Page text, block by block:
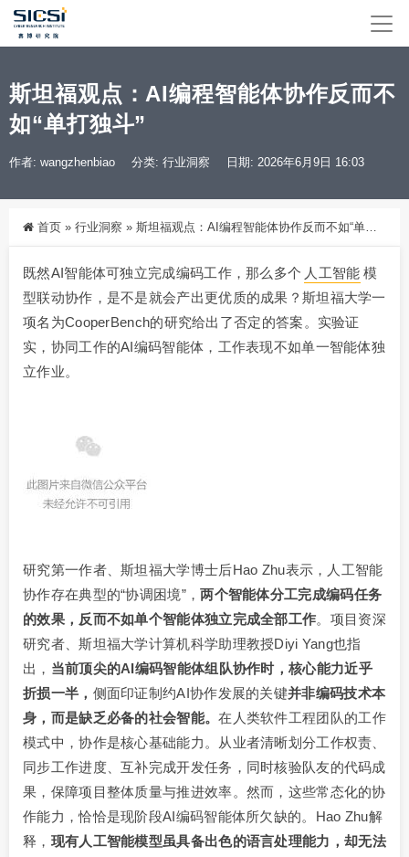
斯坦福观点：AI编程智能体协作反而不
如“单打独斗”
作者: wangzhenbiao 分类: 行业洞察 日期: 2026年6月9日 16:03
首页 » 行业洞察 » 斯坦福观点：AI编程智能体协作反而不如“单打独斗”
既然AI智能体可独立完成编码工作，那么多个 人工智能 模
型联动协作，是不是就会产出更优质的成果？斯坦福大学一
项名为CooperBench的研究给出了否定的答案。实验证
实，协同工作的AI编码智能体，工作表现不如单一智能体独
立作业。
研究第一作者、斯坦福大学博士后Hao Zhu表示，人工智能
协作存在典型的“协调困境”，两个智能体分工完成编码任务
的效果，反而不如单个智能体独立完成全部工作。项目资深
研究者、斯坦福大学计算机科学助理教授Diyi Yang也指
出， 当前顶尖的AI编码智能体组队协作时，核心能力近乎
折损一半， 侧面印证制约AI协作发展的关键并非编码技术本
身，而是缺乏必备的社会智能。在人类软件工程团队的工作
模式中，协作是核心基础能力。从业者清晰划分工作权责、
同步工作进度、互补完成开发任务，同时核验队友的代码成
果，保障项目整体质量与推进效率。然而，这些常态化的协
作能力，恰恰是现阶段AI编码智能体所欠缺的。Hao Zhu解
释， 现有人工智能模型虽具备出色的语言处理能力，却无法